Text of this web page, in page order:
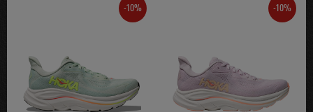
-10% -10%